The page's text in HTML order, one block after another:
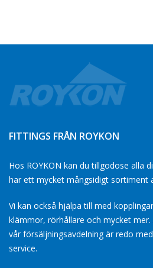
FITTINGS FRÅN ROYKON
Hos ROYKON kan du tillgodose alla
har ett mycket mångsidigt sortiment
Vi kan också hjälpa till med
klämmor, rörhållare och mycket
vår försäljningsavdelning är redo
service.